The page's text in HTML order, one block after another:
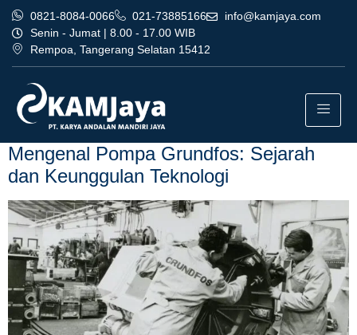
0821-8084-0066 021-73885166
info@kamjaya.com
Senin - Jumat | 8.00 - 17.00 WIB
Rempoa, Tangerang Selatan 15412
Tag:
bandung jakarta barat
Mengenal Pompa Grundfos: Sejarah
dan Keunggulan Teknologi